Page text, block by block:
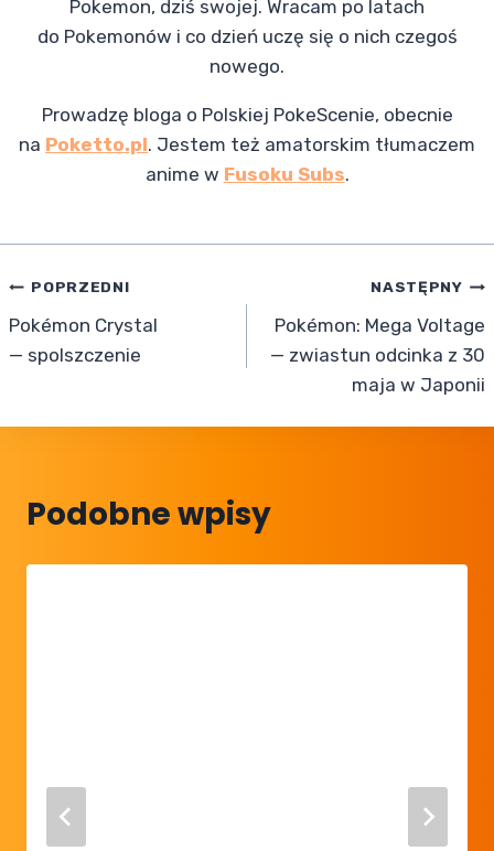
Pokemon, dziś swojej. Wracam po latach
do Pokemonów i co dzień uczę się o nich czegoś
nowego.
Prowadzę bloga o Polskiej PokeScenie, obecnie
na Poketto.pl. Jestem też amatorskim tłumaczem
anime w Fusoku Subs.
Nawigacja
wpisu
POPRZEDNI
Pokémon Crystal
— spolszczenie
NASTĘPNY
Pokémon: Mega Voltage
— zwiastun odcinka z 30
maja w Japonii
Podobne wpisy